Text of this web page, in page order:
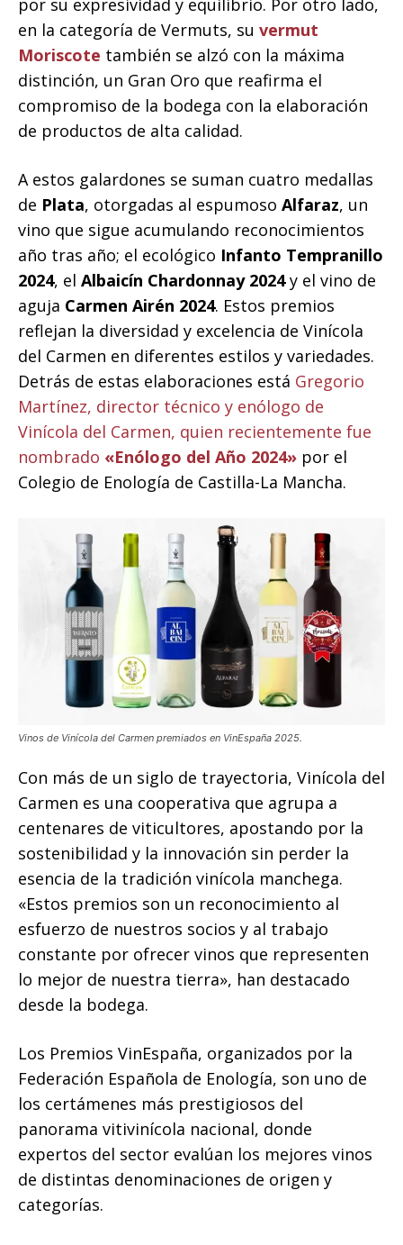
por su expresividad y equilibrio. Por otro lado,
en la categoría de Vermuts, su vermut
Moriscote también se alzó con la máxima
distinción, un Gran Oro que reafirma el
compromiso de la bodega con la elaboración
de productos de alta calidad.
A estos galardones se suman cuatro medallas
de Plata, otorgadas al espumoso Alfaraz, un
vino que sigue acumulando reconocimientos
año tras año; el ecológico Infanto Tempranillo
2024, el Albaicín Chardonnay 2024y el vino de
aguja Carmen Airén 2024. Estos premios
reflejan la diversidad y excelencia de Vinícola
del Carmen en diferentes estilos y variedades.
Detrás de estas elaboraciones está Gregorio
Martínez, director técnico y enólogo de
Vinícola del Carmen, quien recientemente fue
nombrado «Enólogo del Año 2024» por el
Colegio de Enología de Castilla-La Mancha.
Vinos de Vinícola del Carmen premiados en VinEspaña 2025.
Con más de un siglo de trayectoria, Vinícola del
Carmen es una cooperativa que agrupa a
centenares de viticultores, apostando por la
sostenibilidad y la innovación sin perder la
esencia de la tradición vinícola manchega.
«Estos premios son un reconocimiento al
esfuerzo de nuestros socios y al trabajo
constante por ofrecer vinos que representen
lo mejor de nuestra tierra», han destacado
desde la bodega.
Los Premios VinEspaña, organizados por la
Federación Española de Enología, son uno de
los certámenes más prestigiosos del
panorama vitivinícola nacional, donde
expertos del sector evalúan los mejores vinos
de distintas denominaciones de origen y
categorías.